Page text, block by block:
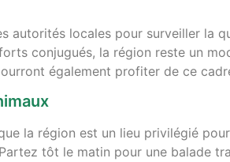
autorités locales pour surveiller la
conjugués, la région reste un
également profiter de ce
la région est un lieu privilégié
tôt le matin pour une balade